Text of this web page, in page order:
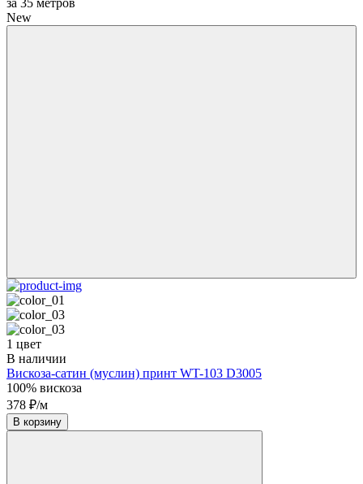
New
1 цвет
В наличии
Вискоза-сатин (муслин) принт WT-103 D3005
100% вискоза
378 ₽/м
В корзину